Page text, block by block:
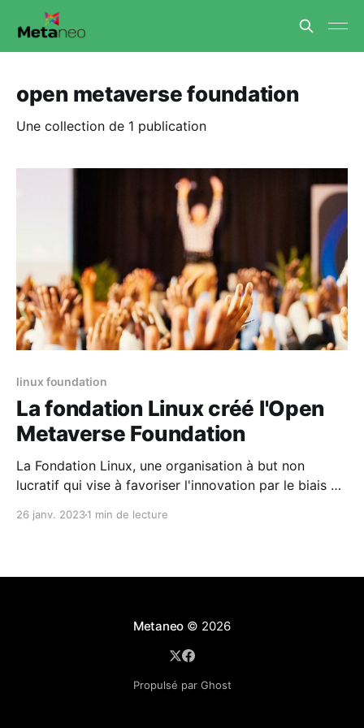
open metaverse foundation
Une collection de 1 publication
linux foundation
La fondation Linux créé l'Open
Metaverse Foundation
La Fondation Linux, une organisation à but non
lucratif qui vise à favoriser l'innovation par le biais du
(OMF) avec pour mission de fournir un espace de
26 janv. 20231 min de lecture
Metaneo © 2026
Propulsé par Ghost